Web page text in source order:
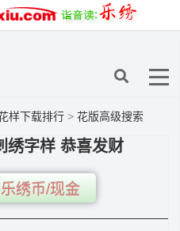
样下载排行 > 花版高级搜索
绣字样 恭喜发财
绣币/现金